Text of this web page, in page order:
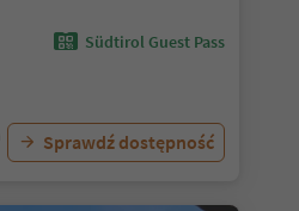
Südtirol Guest Pass
Sprawdź dostępność